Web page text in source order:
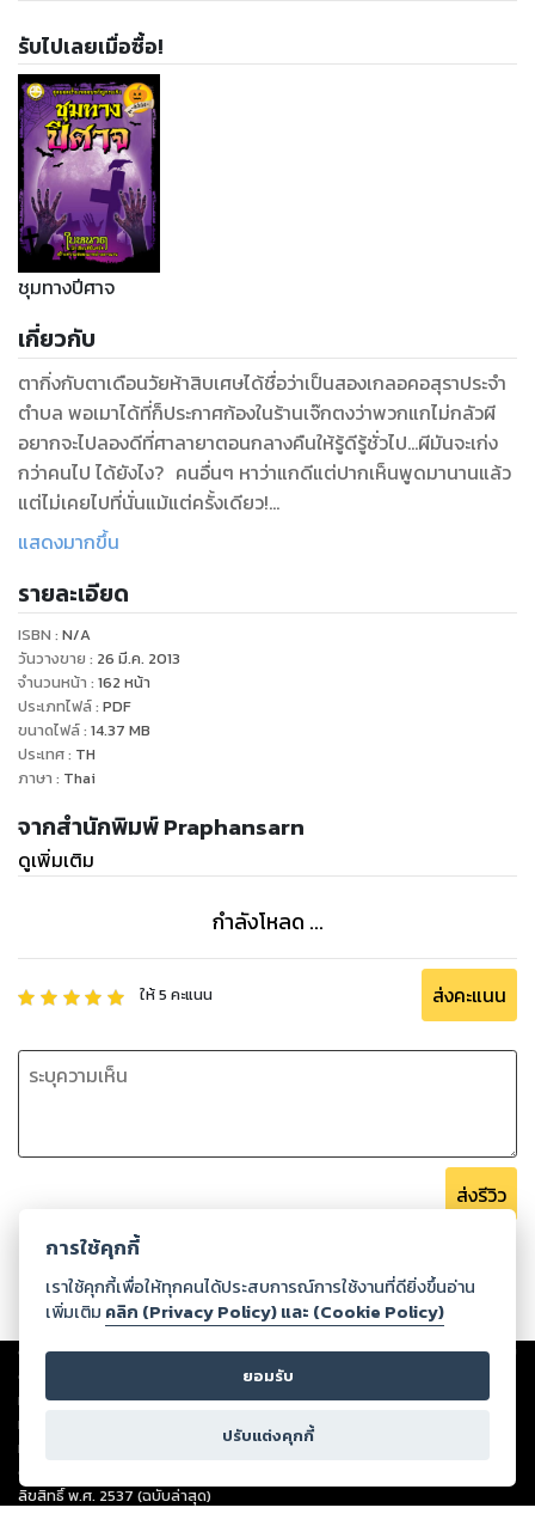
รับไปเลยเมื่อซื้อ!
ชุมทางปีศาจ
เกี่ยวกับ
ตากิ่งกับตาเดือนวัยห้าสิบเศษได้ชื่อว่าเป็นสองเกลอคอสุราประจำ
ตำบล พอเมาได้ที่ก็ประกาศก้องในร้านเจ๊กตงว่าพวกแกไม่กลัวผี
อยากจะไปลองดีที่ศาลายาตอนกลางคืนให้รู้ดีรู้ชั่วไป...ผีมันจะเก่ง
กว่าคนไป ได้ยังไง? คนอื่นๆ หาว่าแกดีแต่ปากเห็นพูดมานานแล้ว
แต่ไม่เคยไปที่นั่นแม้แต่ครั้งเดียว!
สองเกลอขี้เมาจึงรับท้าทันที โดยมีข้อแม้ว่าถ้าพวกแกไป
อื่นๆ ก็ตกลงทันทีเพราะอยากจะเห็นคนจริงเช่นกัน พอดีคืนนั้น
พระจันทร์ข้างแรมเพิ่งจะขึ้น ตากิ่งกับตาเดือนหิ้วขวดเหล้าเดิน
หัวเราะต่อกระซิกไปจนถึงศาลาริมน้ำ ท่ามกลางความเงียบและ
วังเวงอย่างเหลือเชื่อของสรรพสิ่งรอบกาย สองเกลอ นั่งโจ้
เหล้ากัน พลันก็เหลียวมองซ้ายขวาก็ไม่เห็นอะไร... แต่ตาเดือนกลับ
ตาไวหันไปเห็นใครกำลังยืนตะคุ่มๆ อยู่ที่หัวบันไดก็ร้องบอกเพื่อน
แต่ตากิ่งหันไปมองก็ไม่เห็นใครแม้แต่คนเดียว ทั้งสองถกเถียงหา
หันไปเห็นภาพ... ร่างขาวๆ ในผ้าตราสังเป็นสิบๆ ร่างนั่งเบียดเสียด
กันจ้องเขม็งมาเป็นตาเดียวกัน ท่ามกลางเสียงคร่ำครวญโอดโอย
ศาลา วิ่งล้มลุกคลุกคลานจนสิ้นสติ
แสดงมากขึ้น
รายละเอียด
ISBN : N/A
วันวางขาย : 26 มี.ค. 2013
จำนวนหน้า : 162 หน้า
ประเภทไฟล์: PDF
ขนาดไฟล์: 14.37 MB
ประเทศ: TH
ภาษา : Thai
จากสำนักพิมพ์ Praphansarn
ดูเพิ่มเติม
กำลังโหลด ...
ให้5 คะแนน ส่งคะแนน
ส่งรีวิว
Copyright ©2026Storylog Co., Ltd. - สตอรี่ล็อกขอสงวนสิทธิ์ไม่รับผิดชอบ
ต่อผลงานหรือเนื้อหาใดที่อัปโหลดผ่านเว็บไซต์และปรากฏว่าละเมิดสิทธิใน
ทรัพย์สินทางปัญญาของบุคคลอื่นหรือขัดต่อกฎหมายและศีลธรรม ดังนั้น ผู้อ่าน
ทุกท่านโปรดใช้วิจารณญาณในการกลั่นกรองด้วยตนเอง และหากท่านพบว่าส่วน
หนึ่งส่วนใดขัดต่อกฎหมายและศีลธรรม กรุณาแจ้งมายังบริษัท เพื่อทีมงานจะได้
ดำเนินการในทันที ทั้งนี้ ทางสตอรี่ล็อกขอสงวนลิขสิทธิ์ตามพระราชบัญญัติ
ลิขสิทธิ์ พ.ศ. 2537 (ฉบับล่าสุด)
การใช้คุกกี้
เราใช้คุกกี้เพื่อให้ทุกคนได้ประสบการณ์การใช้งานที่ดียิ่งขึ้นอ่าน
เพิ่มเติม คลิก (Privacy Policy) และ (Cookie Policy)
ยอมรับ
ปรับแต่งคุกกี้